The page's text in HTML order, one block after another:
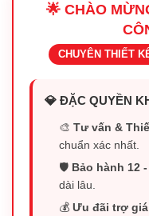
🌟 CHÀO
CHUYÊN THIẾT
💎 ĐẶC QUYỀN
🎨Tư vấn &
chuẩn xác nhất.
🛡️ Bảo hành 12
dài lâu.
💰Ưu đãi trợ